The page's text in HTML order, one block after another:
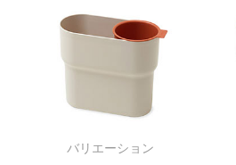
バリエーション